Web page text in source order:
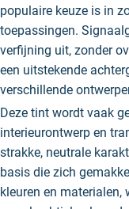
populaire keuze is in
toepassingen.
verfijning uit, zonder
een uitstekende
verschillende
Deze tint wordt vaak
interieurontwerp en
strakke, neutrale
basis die zich
kleuren en